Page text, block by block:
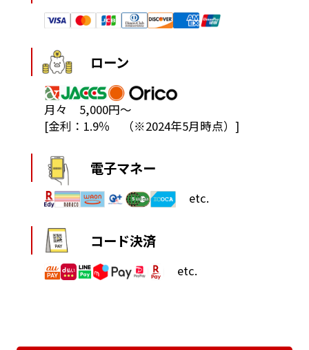
ローン
月々 5,000円～
[金利：1.9％ （※2024年5月時点）]
電子マネー
etc.
コード決済
etc.